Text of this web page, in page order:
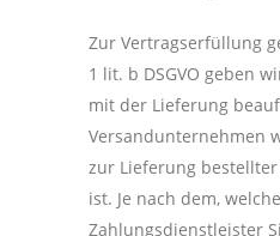
Zur Vertragserfüllung
1 lit. b DSGVO geben
mit der Lieferung
Versandunternehmen
zur Lieferung
ist. Je nach dem,
Zahlungsdienstleister